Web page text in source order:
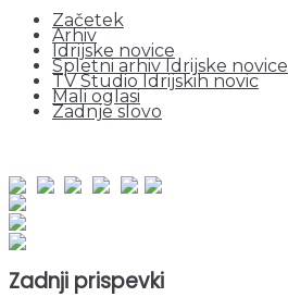
Začetek
Arhiv
Idrijske novice
Spletni arhiv Idrijske novice
TV Studio Idrijskih novic
Mali oglasi
Zadnje slovo
Zadnji prispevki